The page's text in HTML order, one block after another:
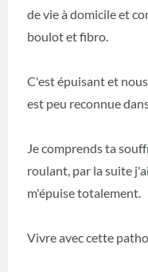
de vie à domicile et
boulot et fibro.
C'est épuisant et
est peu reconnue
Je comprends ta
roulant, par la suite
m'épuise totalement.
Vivre avec cette